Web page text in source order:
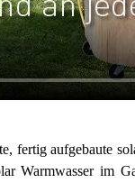
fertig aufgebaute
Warmwasser im